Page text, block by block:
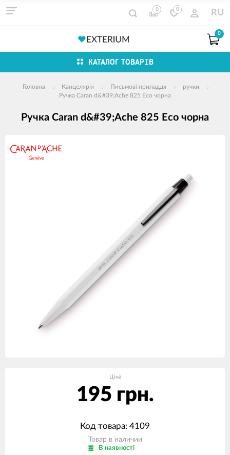
0 0 RU
0
КАТАЛОГ ТОВАРІВ
Головна Канцелярія Письмові приладдя
ручки
Ручка Caran d&#39;Ache 825 Eco чорна
Ручка Caran d&#39;Ache 825 Eco чорна
зображення
продуктів
Ціна
195 грн.
Код товара: 4109
Товар в наличии
В наявності